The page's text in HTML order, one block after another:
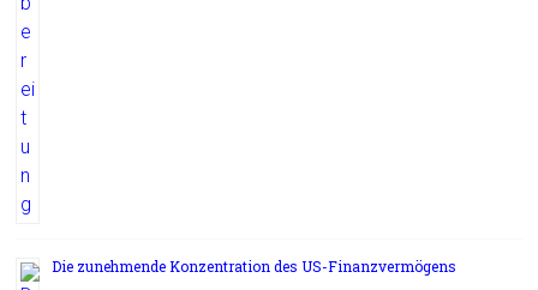
Die zunehmende Konzentration des US-Finanzvermögens